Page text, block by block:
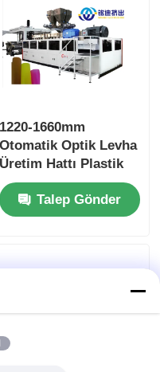
1220-1660mm
Otomatik Optik Levha
Üretim Hattı Plastik
Ayna Işık Paneli LCD
Panel İçinTalep Gönder